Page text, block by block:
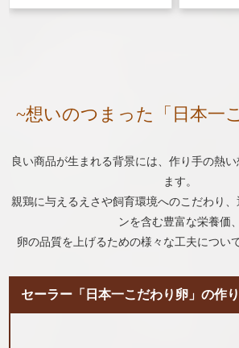
~想いのつまった「日本一
良い商品が生まれる背景には、作り手の熱
ます。
親鶏に与えるえさや飼育環境へのこだわり、
ンを含む豊富な栄養価、
卵の品質を上げるための様々な工夫につい
セーラー「日本一こだわり卵」の作